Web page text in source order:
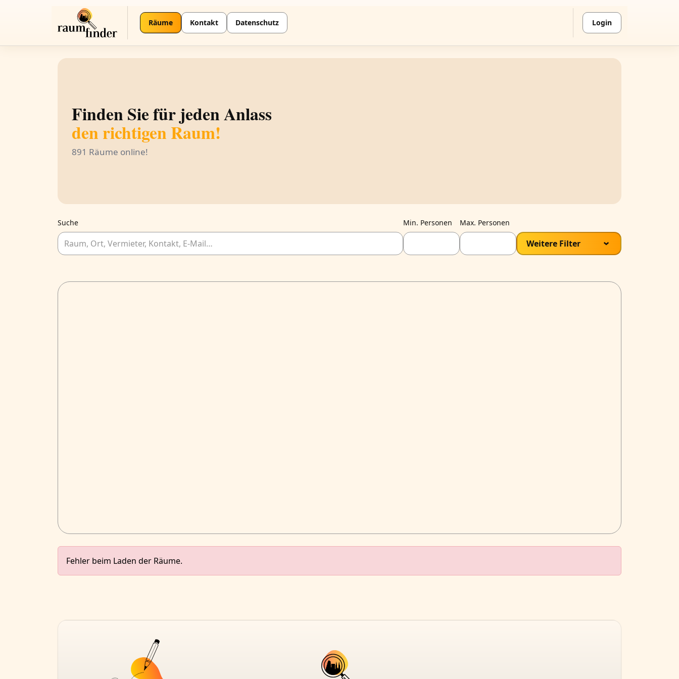
Räume Kontakt Datenschutz Login
Finden Sie für jeden Anlass
den richtigen Raum!
891 Räume online!
Suche Min. Personen Max. Personen
Weitere Filter ›
Fehler beim Laden der Räume.